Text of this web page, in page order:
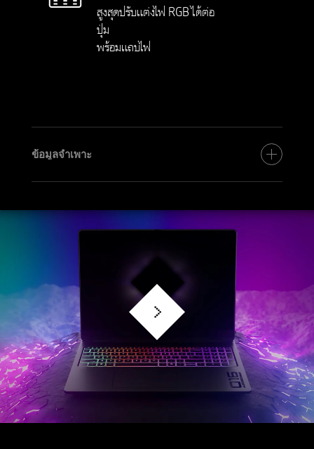
สูงสุดปรับแต่งไฟ RGB ได้ต่อ
ปุ่ม
พร้อมแถบไฟ
ข้อมูลจำเพาะ
AMD Ryzen™ AI 9 HX 375 (up to 5.1 GHz max
boost clock, 24 MB L3 cache, 12 cores, 24
AMD Ryzen™ AI (55 NPU TOPS)
*ระบบ Multi-Core ได้รับการออกแบบมาเพื่อเพิ่ม
ประสิทธิภาพให้กับซอฟต์แวร์บางรุ่น ลูกค้าบางรายหรือ
แอปพลิเคชันบางอย่างอาจไม่ได้รับประโยชน์จากการใช้
เทคโนโลยีนี้ ประสิทธิภาพและความเร็วในการประมวลผลจะ
แตกต่างกันออกไป โดยขึ้นอยู่กับปริมาณการทำงานของ
แอปพลิเคชัน และการกำหนดค่าฮาร์ดแวร์และซอฟต์แวร์
การตั้งหมายเลขของ AMD ไม่ใช่ตัวชี้วัดความเร็วในการ
ประมวลผล